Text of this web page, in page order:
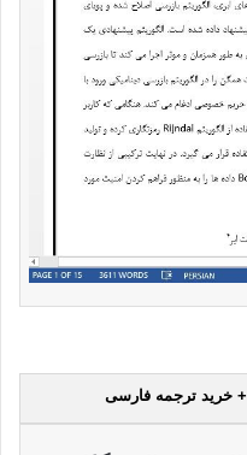
+ خرید ترجمه فارسی